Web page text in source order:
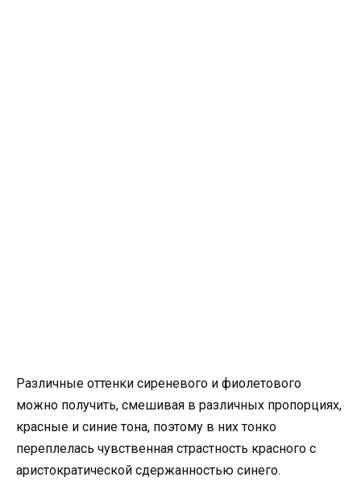
Различные оттенки сиреневого и фиолетового
можно получить, смешивая в различных пропорциях,
красные и синие тона, поэтому в них тонко
переплелась чувственная страстность красного с
аристократической сдержанностью синего.